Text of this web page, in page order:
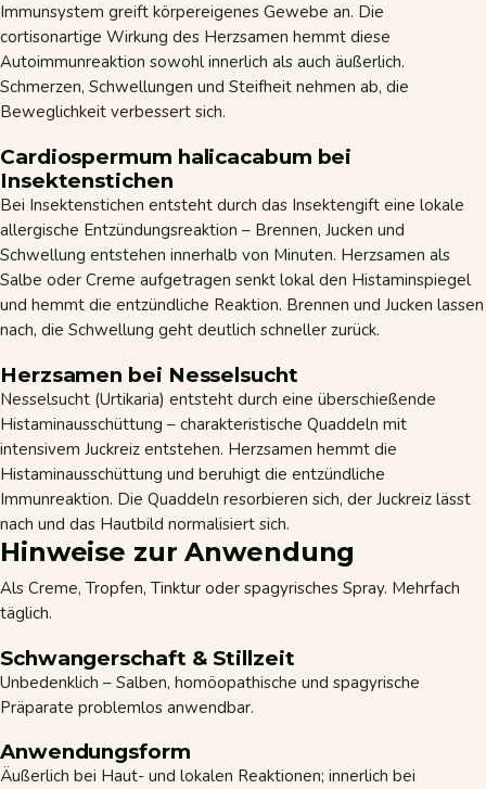
Immunsystem greift körpereigenes Gewebe an. Die
cortisonartige Wirkung des Herzsamen hemmt diese
Autoimmunreaktion sowohl innerlich als auch äußerlich.
Schmerzen, Schwellungen und Steifheit nehmen ab, die
Beweglichkeit verbessert sich.
Cardiospermum halicacabum bei
Insektenstichen
Bei Insektenstichen entsteht durch das Insektengift eine lokale
allergische Entzündungsreaktion – Brennen, Jucken und
Schwellung entstehen innerhalb von Minuten. Herzsamen als
Salbe oder Creme aufgetragen senkt lokal den Histaminspiegel
und hemmt die entzündliche Reaktion. Brennen und Jucken lassen
nach, die Schwellung geht deutlich schneller zurück.
Herzsamen bei Nesselsucht
Nesselsucht (Urtikaria) entsteht durch eine überschießende
Histaminausschüttung – charakteristische Quaddeln mit
intensivem Juckreiz entstehen. Herzsamen hemmt die
Histaminausschüttung und beruhigt die entzündliche
Immunreaktion. Die Quaddeln resorbieren sich, der Juckreiz lässt
nach und das Hautbild normalisiert sich.
Hinweise zur Anwendung
Als Creme, Tropfen, Tinktur oder spagyrisches Spray. Mehrfach
täglich.
Schwangerschaft & Stillzeit
Unbedenklich – Salben, homöopathische und spagyrische
Präparate problemlos anwendbar.
Anwendungsform
Äußerlich bei Haut- und lokalen Reaktionen; innerlich bei